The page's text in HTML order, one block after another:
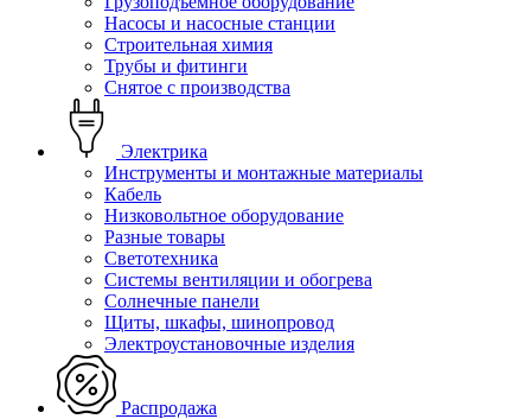
Насосы и насосные станции
Строительная химия
Трубы и фитинги
Снятое с производства
Электрика
Инструменты и монтажные материалы
Кабель
Низковольтное оборудование
Разные товары
Светотехника
Системы вентиляции и обогрева
Солнечные панели
Щиты, шкафы, шинопровод
Электроустановочные изделия
Распродажа